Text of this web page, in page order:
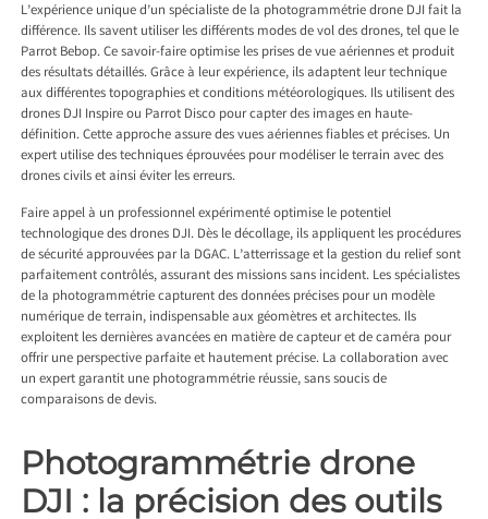
L’expérience unique d’un spécialiste de la photogrammétrie drone DJI fait la
différence. Ils savent utiliser les différents modes de vol des drones, tel que le
Parrot Bebop. Ce savoir-faire optimise les prises de vue aériennes et produit
des résultats détaillés. Grâce à leur expérience, ils adaptent leur technique
aux différentes topographies et conditions météorologiques. Ils utilisent des
drones DJI Inspire ou Parrot Disco pour capter des images en haute-
définition. Cette approche assure des vues aériennes fiables et précises. Un
expert utilise des techniques éprouvées pour modéliser le terrain avec des
drones civils et ainsi éviter les erreurs.
Faire appel à un professionnel expérimenté optimise le potentiel
technologique des drones DJI. Dès le décollage, ils appliquent les procédures
de sécurité approuvées par la DGAC. L’atterrissage et la gestion du relief sont
parfaitement contrôlés, assurant des missions sans incident. Les spécialistes
de la photogrammétrie capturent des données précises pour un modèle
numérique de terrain, indispensable aux géomètres et architectes. Ils
exploitent les dernières avancées en matière de capteur et de caméra pour
offrir une perspective parfaite et hautement précise. La collaboration avec
un expert garantit une photogrammétrie réussie, sans soucis de
comparaisons de devis.
Photogrammétrie drone
DJI : la précision des outils